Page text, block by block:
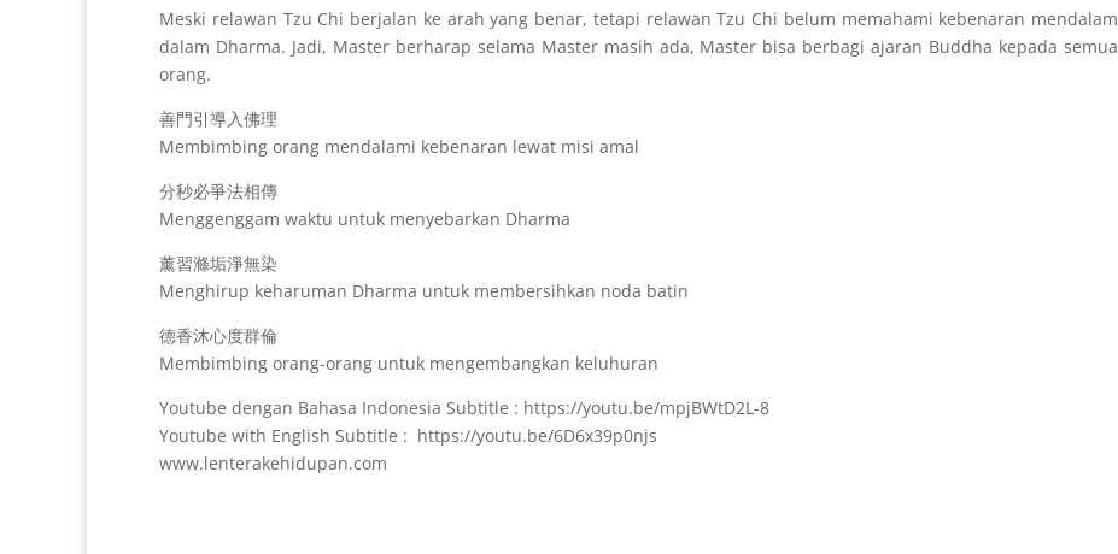
Meski relawan Tzu Chi berjalan ke arah yang benar, tetapi relawan Tzu Chi belum memahami kebenaran mendalam
dalam Dharma. Jadi, Master berharap selama Master masih ada, Master bisa berbagi ajaran Buddha kepada semua
orang.
善門引導入佛理
Membimbing orang mendalami kebenaran lewat misi amal
分秒必爭法相傳
Menggenggam waktu untuk menyebarkan Dharma
薰習滌垢淨無染
Menghirup keharuman Dharma untuk membersihkan noda batin
德香沐心度群倫
Membimbing orang-orang untuk mengembangkan keluhuran
Youtube dengan Bahasa Indonesia Subtitle : https://youtu.be/mpjBWtD2L-8
Youtube with English Subtitle : https://youtu.be/6D6x39p0njs
www.lenterakehidupan.com